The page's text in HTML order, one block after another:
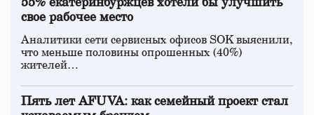
55% екатеринбуржцев хотели бы улучшить
свое рабочее место
Аналитики сети сервисных офисов SOK выяснили,
что меньше половины опрошенных (40%)
жителей…
Пять лет AFUVA: как семейный проект стал